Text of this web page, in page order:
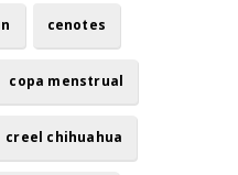
cenotes
copa menstrual
creel chihuahua